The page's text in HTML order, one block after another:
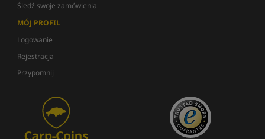
Śledź swoje zamówienia
MÓJ PROFIL
Logowanie
Rejestracja
Przypomnij